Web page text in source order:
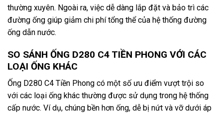
thường xuyên. Ngoài ra, việc dễ dàng lắp đặt và bảo trì các
đường ống giúp giảm chi phí tổng thể của hệ thống đường
ống dẫn nước.
SO SÁNH ỐNG D280 C4 TIỀN PHONG VỚI CÁC
LOẠI ỐNG KHÁC
Ống D280 C4 Tiền Phong có một số ưu điểm vượt trội so
với các loại ống khác thường được sử dụng trong hệ thống
cấp nước. Ví dụ, chúng bền hơn ống, dễ bị nứt và vỡ dưới áp